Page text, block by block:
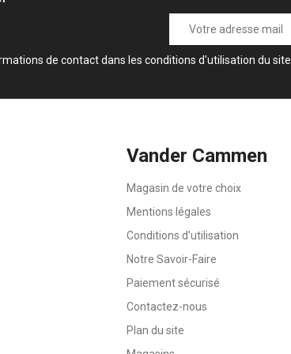
de contact dans les conditions d'utilisation du site.
Vander Cammen
Magasin de votre choix
Mentions légales
Conditions d'utilisation
Notre Savoir-Faire
Paiement sécurisé
Contactez-nous
Plan du site